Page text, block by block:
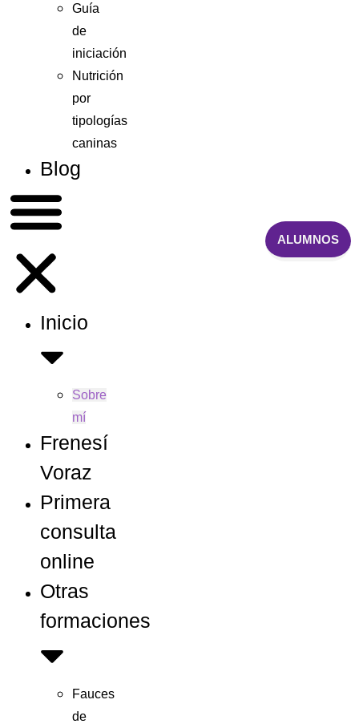
Guía
de
iniciación
Nutrición
por
tipologías
caninas
Blog
Inicio
Sobre
mí
Frenesí
Voraz
Primera
consulta
online
Otras
formaciones
Fauces
de
ALUMNOS